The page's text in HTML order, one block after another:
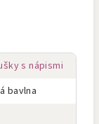
s nápismi
bavlna